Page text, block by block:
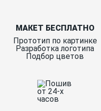
МАКЕТ БЕСПЛАТНО
Прототип по картинке
Разработка логотипа
Подбор цветов